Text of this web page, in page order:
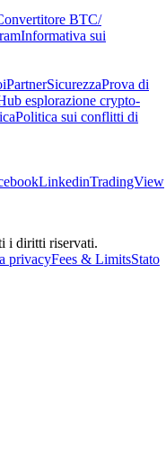
BTC/
Informativa sui
PartnerSicurezzaProva di
esplorazione crypto-
Politica sui conflitti di
LinkedinTradingView
i diritti riservati.
privacyFees & LimitsStato